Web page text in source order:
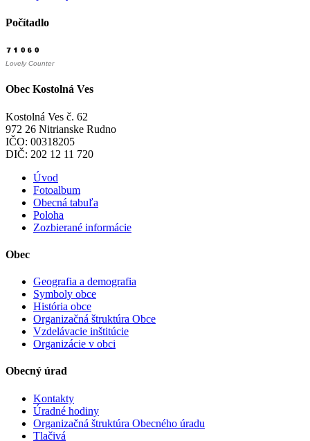
Počítadlo
Lovely Counter
Obec Kostolná Ves
Kostolná Ves č. 62
972 26 Nitrianske Rudno
IČO: 00318205
DIČ: 202 12 11 720
Úvod
Fotoalbum
Obecná tabuľa
Poloha
Zozbierané informácie
Obec
Geografia a demografia
Symboly obce
História obce
Organizačná štruktúra Obce
Vzdelávacie inštitúcie
Organizácie v obci
Obecný úrad
Kontakty
Úradné hodiny
Organizačná štruktúra Obecného úradu
Tlačivá